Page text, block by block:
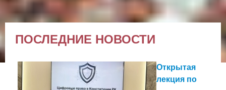
ПОСЛЕДНИЕ НОВОСТИ
Открытая
лекция по